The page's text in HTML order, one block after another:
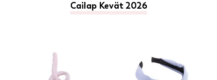
Cailap Kevät 2026